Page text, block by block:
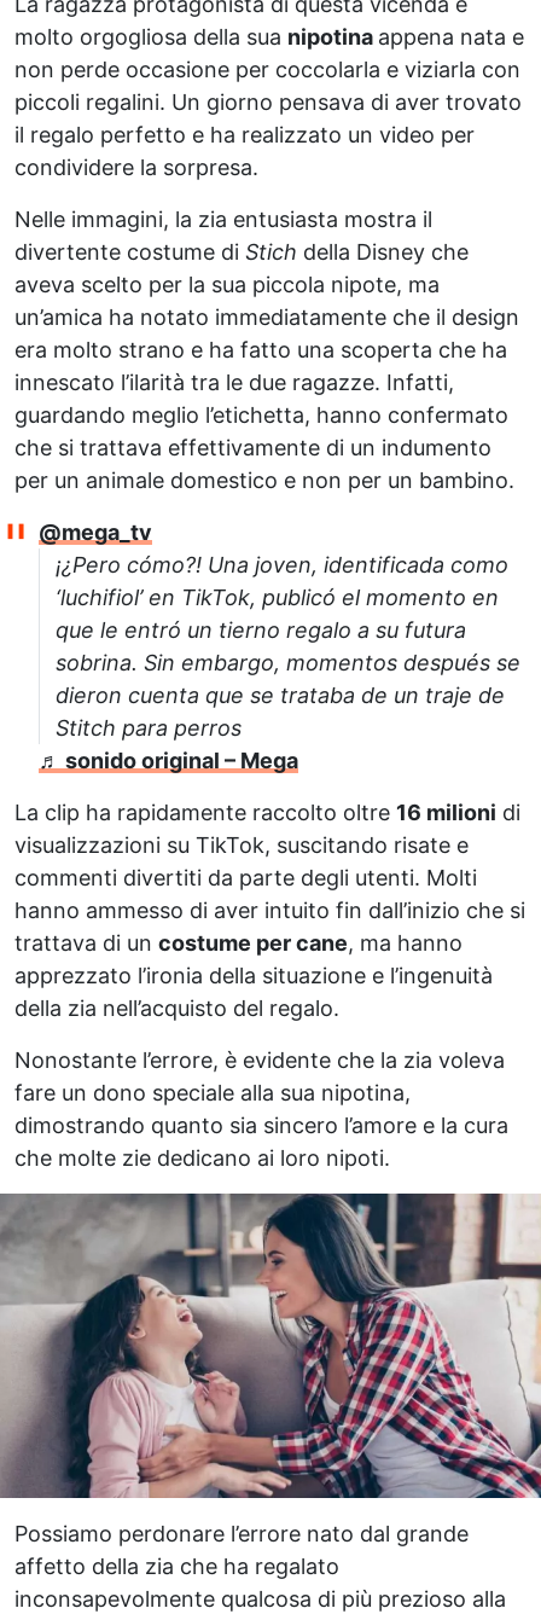
molto orgogliosa della sua nipotina appena nata e
non perde occasione per coccolarla e viziarla con
piccoli regalini. Un giorno pensava di aver trovato
il regalo perfetto e ha realizzato un video per
condividere la sorpresa.
Nelle immagini, la zia entusiasta mostra il
divertente costume di Stich della Disney che
aveva scelto per la sua piccola nipote, ma
un’amica ha notato immediatamente che il design
era molto strano e ha fatto una scoperta che ha
innescato l’ilarità tra le due ragazze. Infatti,
guardando meglio l’etichetta, hanno confermato
che si trattava effettivamente di un indumento
per un animale domestico e non per un bambino.
@mega_tv
¡¿Pero cómo?! Una joven, identificada como
‘luchifiol’ en TikTok, publicó el momento en
que le entró un tierno regalo a su futura
sobrina. Sin embargo, momentos después se
dieron cuenta que se trataba de un traje de
Stitch para perros
♬ sonido original – Mega
La clip ha rapidamente raccolto oltre 16 milioni di
visualizzazioni su TikTok, suscitando risate e
commenti divertiti da parte degli utenti. Molti
hanno ammesso di aver intuito fin dall’inizio che si
trattava di un costume per cane, ma hanno
apprezzato l’ironia della situazione e l’ingenuità
della zia nell’acquisto del regalo.
Nonostante l’errore, è evidente che la zia voleva
fare un dono speciale alla sua nipotina,
dimostrando quanto sia sincero l’amore e la cura
che molte zie dedicano ai loro nipoti.
Possiamo perdonare l’errore nato dal grande
affetto della zia che ha regalato
inconsapevolmente qualcosa di più prezioso alla